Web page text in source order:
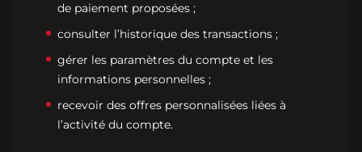
de paiement proposées ;
consulter l’historique des transactions ;
gérer les paramètres du compte et les
informations personnelles ;
recevoir des offres personnalisées liées à
l’activité du compte.